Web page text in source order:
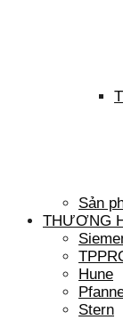
Sản
THƯƠNG
Hune
Stern